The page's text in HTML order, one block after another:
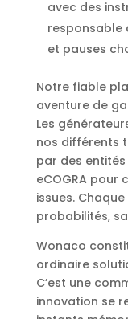
avec des
responsable
et pauses
Notre fiable
aventure de
Les
nos différents
par des
eCOGRA pour
issues.
probabilités,
Wonaco
ordinaire
C’est une
innovation se